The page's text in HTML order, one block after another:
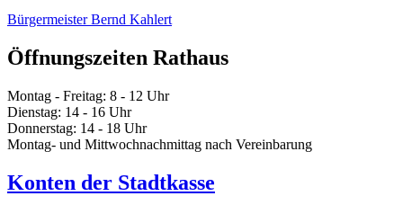
Bürgermeister Bernd Kahlert
Öffnungszeiten Rathaus
Montag - Freitag: 8 - 12 Uhr
Dienstag: 14 - 16 Uhr
Donnerstag: 14 - 18 Uhr
Montag- und Mittwochnachmittag nach Vereinbarung
Konten der Stadtkasse